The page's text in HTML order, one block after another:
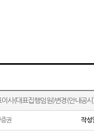
이사(대표집행임원)변경(안내공시
권 작성